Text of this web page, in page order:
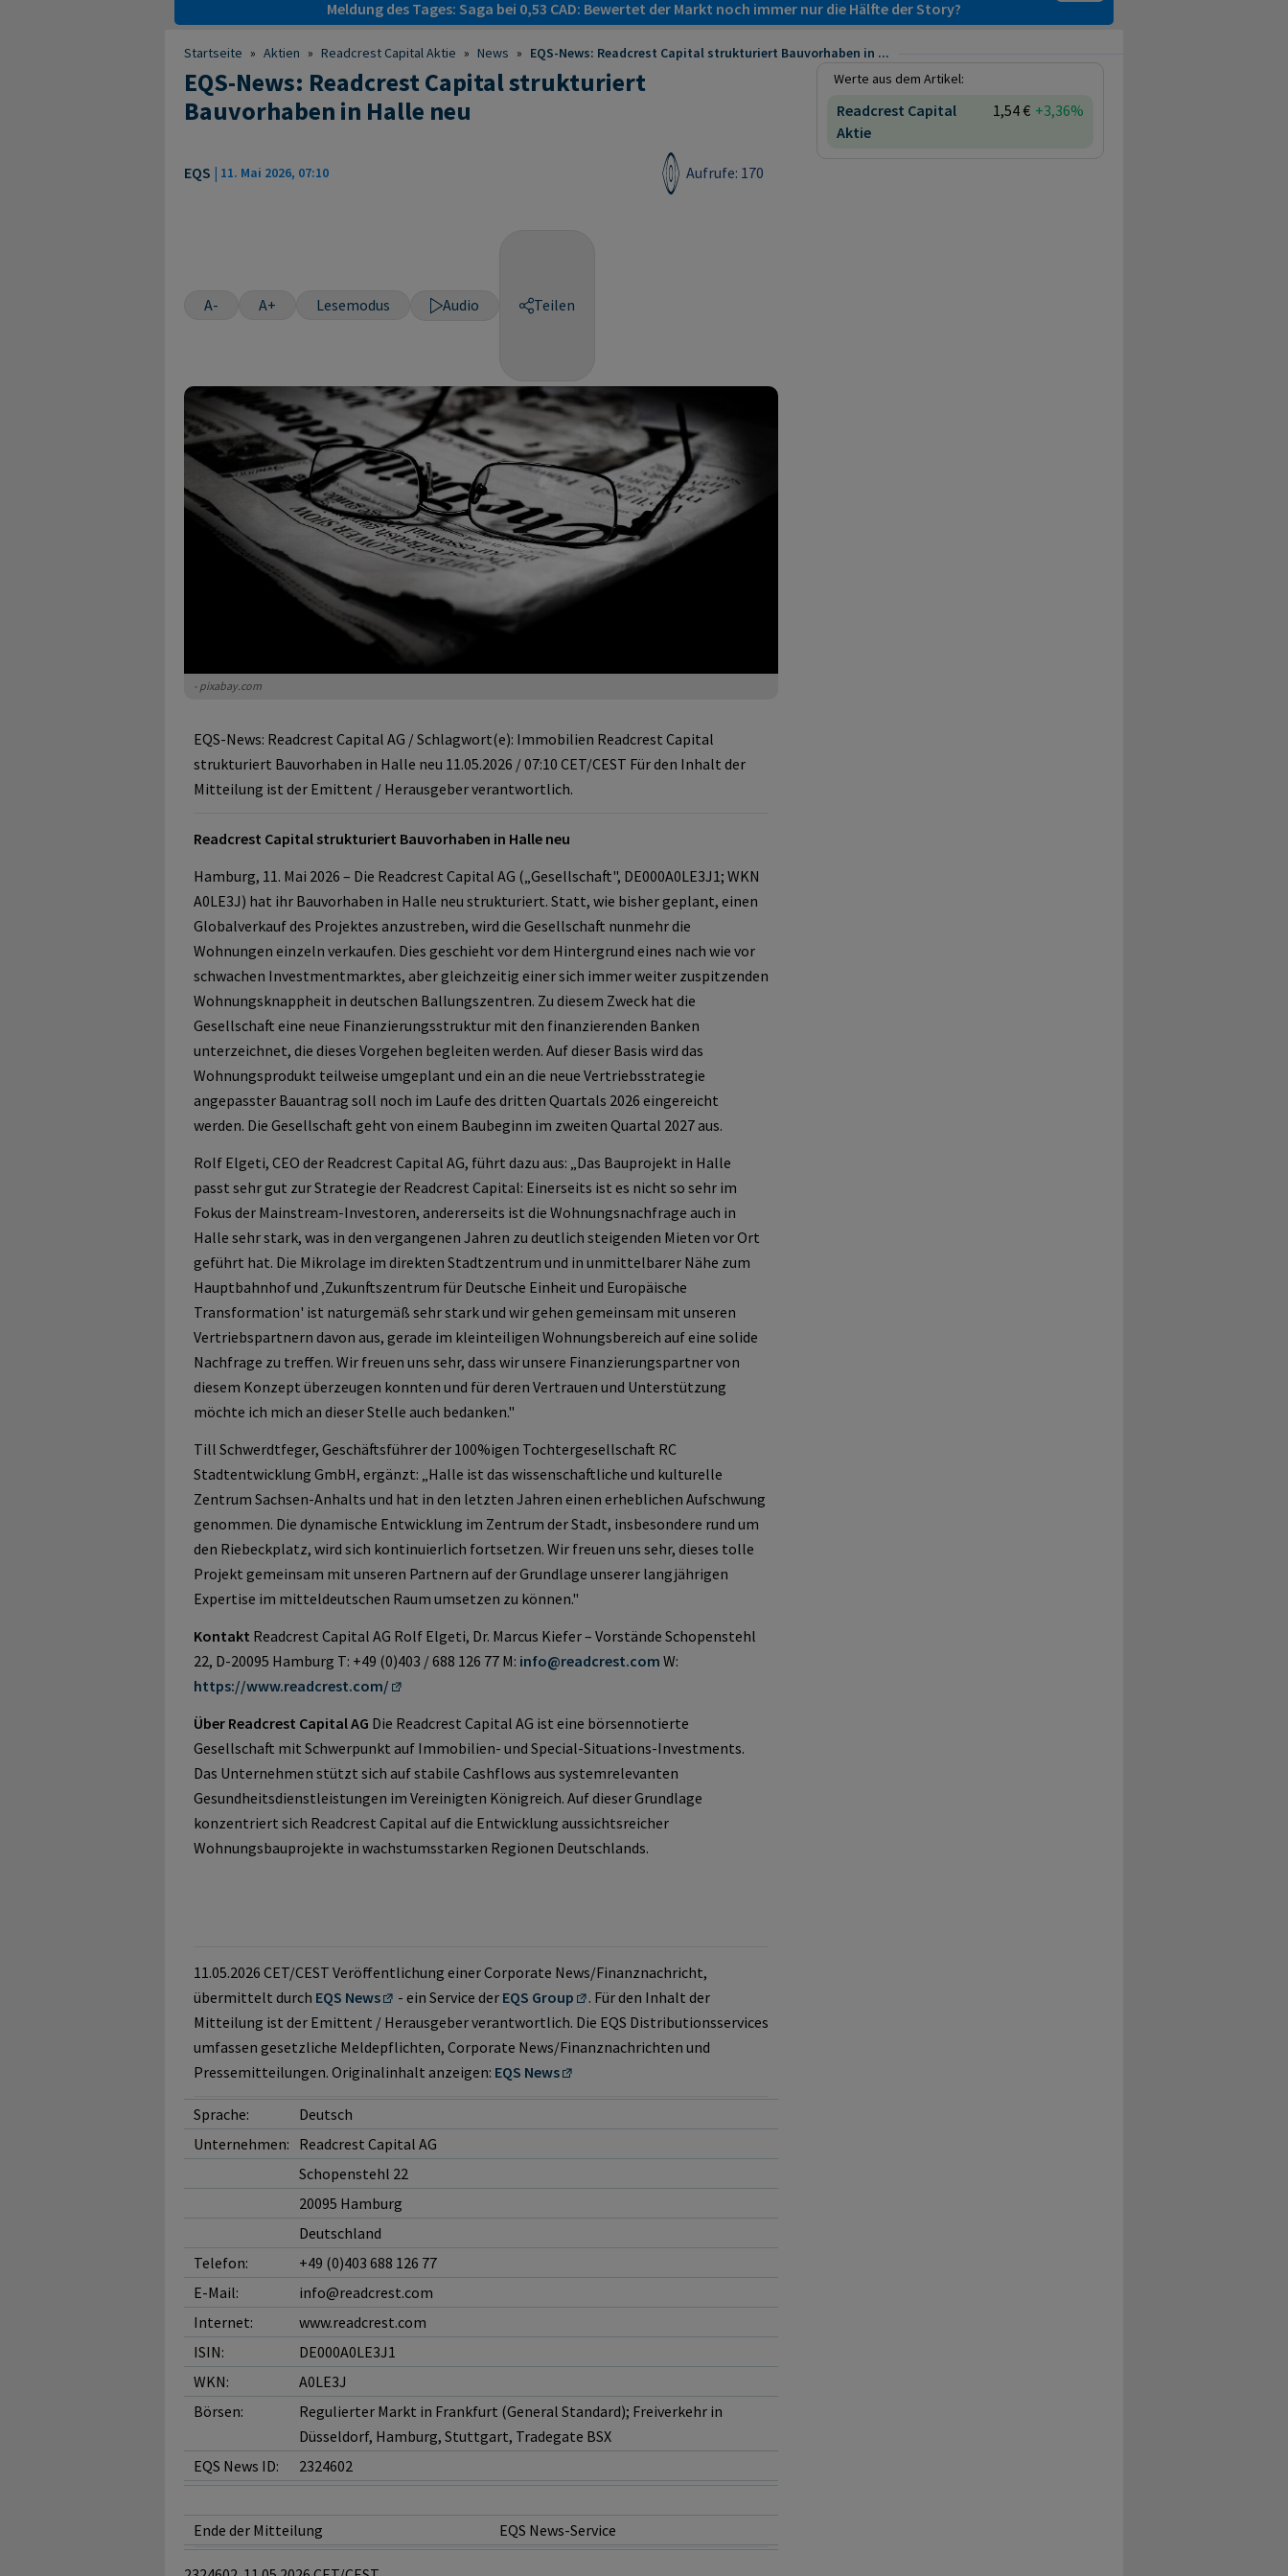
Meldung des Tages: Saga bei 0,53 CAD: Bewertet der Markt noch immer nur die Hälfte der Story?
Startseite » Aktien » Readcrest Capital Aktie » News » EQS-News: Readcrest Capital strukturiert Bauvorhaben in ...
EQS-News: Readcrest Capital strukturiert
Bauvorhaben in Halle neu
EQS | 11. Mai 2026, 07:10 Aufrufe: 170
A- A+ Lesemodus Audio Teilen
- pixabay.com
EQS-News: Readcrest Capital AG / Schlagwort(e): Immobilien Readcrest Capital
strukturiert Bauvorhaben in Halle neu 11.05.2026 / 07:10 CET/CEST Für den Inhalt der
Mitteilung ist der Emittent / Herausgeber verantwortlich.
Readcrest Capital strukturiert Bauvorhaben in Halle neu
Hamburg, 11. Mai 2026 – Die Readcrest Capital AG („Gesellschaft", DE000A0LE3J1; WKN
A0LE3J) hat ihr Bauvorhaben in Halle neu strukturiert. Statt, wie bisher geplant, einen
Globalverkauf des Projektes anzustreben, wird die Gesellschaft nunmehr die
Wohnungen einzeln verkaufen. Dies geschieht vor dem Hintergrund eines nach wie vor
schwachen Investmentmarktes, aber gleichzeitig einer sich immer weiter zuspitzenden
Wohnungsknappheit in deutschen Ballungszentren. Zu diesem Zweck hat die
Gesellschaft eine neue Finanzierungsstruktur mit den finanzierenden Banken
unterzeichnet, die dieses Vorgehen begleiten werden. Auf dieser Basis wird das
Wohnungsprodukt teilweise umgeplant und ein an die neue Vertriebsstrategie
angepasster Bauantrag soll noch im Laufe des dritten Quartals 2026 eingereicht
werden. Die Gesellschaft geht von einem Baubeginn im zweiten Quartal 2027 aus.
Rolf Elgeti, CEO der Readcrest Capital AG, führt dazu aus: „Das Bauprojekt in Halle
passt sehr gut zur Strategie der Readcrest Capital: Einerseits ist es nicht so sehr im
Fokus der Mainstream-Investoren, andererseits ist die Wohnungsnachfrage auch in
Halle sehr stark, was in den vergangenen Jahren zu deutlich steigenden Mieten vor Ort
geführt hat. Die Mikrolage im direkten Stadtzentrum und in unmittelbarer Nähe zum
Hauptbahnhof und ‚Zukunftszentrum für Deutsche Einheit und Europäische
Transformation' ist naturgemäß sehr stark und wir gehen gemeinsam mit unseren
Vertriebspartnern davon aus, gerade im kleinteiligen Wohnungsbereich auf eine solide
Nachfrage zu treffen. Wir freuen uns sehr, dass wir unsere Finanzierungspartner von
diesem Konzept überzeugen konnten und für deren Vertrauen und Unterstützung
möchte ich mich an dieser Stelle auch bedanken."
Till Schwerdtfeger, Geschäftsführer der 100%igen Tochtergesellschaft RC
Stadtentwicklung GmbH, ergänzt: „Halle ist das wissenschaftliche und kulturelle
Zentrum Sachsen-Anhalts und hat in den letzten Jahren einen erheblichen Aufschwung
genommen. Die dynamische Entwicklung im Zentrum der Stadt, insbesondere rund um
den Riebeckplatz, wird sich kontinuierlich fortsetzen. Wir freuen uns sehr, dieses tolle
Projekt gemeinsam mit unseren Partnern auf der Grundlage unserer langjährigen
Expertise im mitteldeutschen Raum umsetzen zu können."
Kontakt Readcrest Capital AG Rolf Elgeti, Dr. Marcus Kiefer – Vorstände Schopenstehl
22, D-20095 Hamburg T: +49 (0)403 / 688 126 77 M: info@readcrest.com W:
https://www.readcrest.com/
Über Readcrest Capital AG Die Readcrest Capital AG ist eine börsennotierte
Gesellschaft mit Schwerpunkt auf Immobilien- und Special-Situations-Investments.
Das Unternehmen stützt sich auf stabile Cashflows aus systemrelevanten
Gesundheitsdienstleistungen im Vereinigten Königreich. Auf dieser Grundlage
konzentriert sich Readcrest Capital auf die Entwicklung aussichtsreicher
Wohnungsbauprojekte in wachstumsstarken Regionen Deutschlands.
11.05.2026 CET/CEST Veröffentlichung einer Corporate News/Finanznachricht,
übermittelt durch EQS News - ein Service der EQS Group
. Für den Inhalt der
Mitteilung ist der Emittent / Herausgeber verantwortlich. Die EQS Distributionsservices
umfassen gesetzliche Meldepflichten, Corporate News/Finanznachrichten und
Pressemitteilungen. Originalinhalt anzeigen: EQS News
Sprache:
Deutsch
Unternehmen: Readcrest Capital AG
Schopenstehl 22
20095 Hamburg
Deutschland
Telefon:
+49 (0)403 688 126 77
E-Mail:
info@readcrest.com
Internet:
www.readcrest.com
ISIN:
DE000A0LE3J1
WKN:
A0LE3J
Börsen:
Regulierter Markt in Frankfurt (General Standard); Freiverkehr in
Düsseldorf, Hamburg, Stuttgart, Tradegate BSX
EQS News ID:
2324602
Ende der Mitteilung EQS News-Service
Werte aus dem Artikel:
Readcrest Capital
Aktie
1,54 € +3,36%